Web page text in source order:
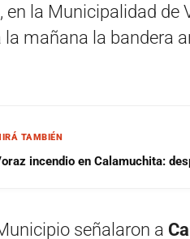
en la Municipalidad de
la mañana la bandera
TAMBIÉN
incendio en Calamuchita:
señalaron a